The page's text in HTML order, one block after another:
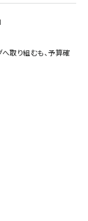
取り組むも、予算確